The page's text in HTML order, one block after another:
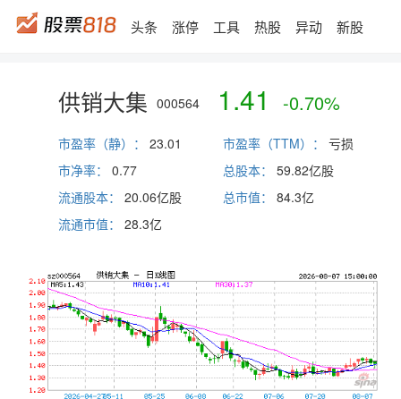
头条 涨停 工具 热股 异动 新股
供销大集 000564 1.41 -0.70%
市盈率（静）： 23.01 市盈率（TTM）：
亏损
市净率：
0.77 总股本：
59.82亿股
流通股本：
20.06亿股 总市值： 84.3亿
流通市值：
28.3亿